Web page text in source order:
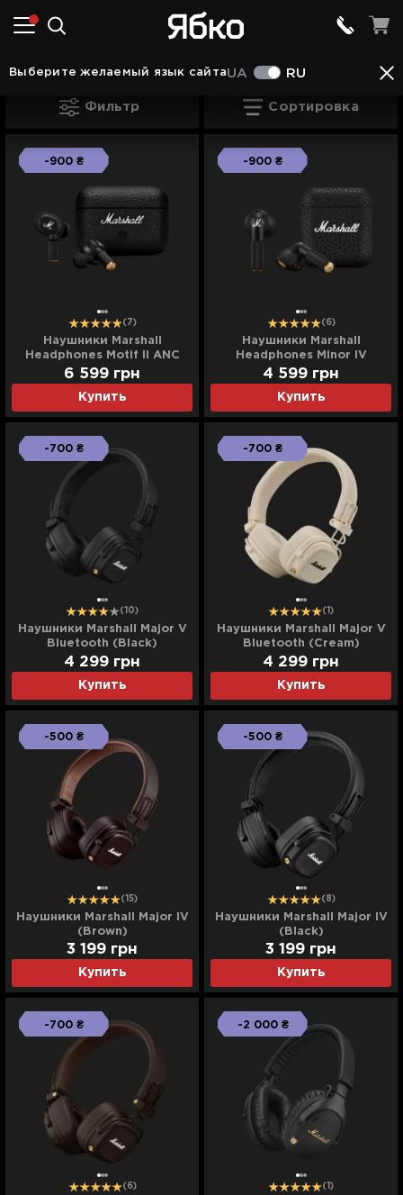
Выберите желаемый язык сайтаUA RU
Наушники в Камянце - Подольском Наушники
Наушники Marshall в Камянце -
Фильтр Сортировка
-900 ₴
(7)
Наушники Marshall
Headphones Motif II ANC
(Black)
Купить
6 599 грн
-900 ₴
(6)
Наушники Marshall
Headphones Minor IV
(Black)
Купить
4 599 грн
-700 ₴
(10)
Наушники Marshall Major V
Bluetooth (Black)
Купить
4 299 грн
-700 ₴
(1)
Наушники Marshall Major V
Bluetooth (Cream)
Купить
4 299 грн
-500 ₴
(15)
Наушники Marshall Major IV
(Brown)
Купить
3 199 грн
-500 ₴
(8)
Наушники Marshall Major IV
(Black)
Купить
3 199 грн
-700 ₴
(6)
-2 000 ₴
(1)